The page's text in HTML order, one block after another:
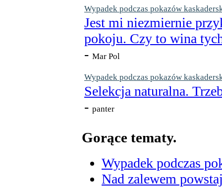
Wypadek podczas pokazów
Jest mi niezmiernie
pokoju. Czy to wina
- Mar Pol
Wypadek podczas pokazów
Selekcja naturalna.
- panter
Gorące tematy.
Wypadek podczas
Nad zalewem